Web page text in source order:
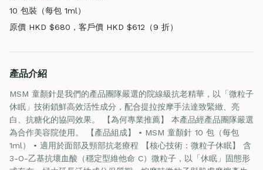
10 包裝（每包 1ml）
原價 HKD $680，客戶價 HKD $612（9 折）
產品介紹
MSM 童顏針是我們的產品團隊嚴選的院線級抗老精華，以「微粒子
休眠」技術鎖鮮高效活性成分，配合提拉按摩手法達致緊緻、亮
白、抗糖化的協同效果。 【為何專業推薦】 本產品經產品團隊嚴選
為合作美容院使用。 【產品組成】 • MSM 童顏針 10 包（每包
1ml） • 適用於面部及頸部抗老療程 【核心技術：微粒子休眠】 含
3-O-乙基抗壞血酸（穩定型維他命 C）微粒子，以「休眠」固態形